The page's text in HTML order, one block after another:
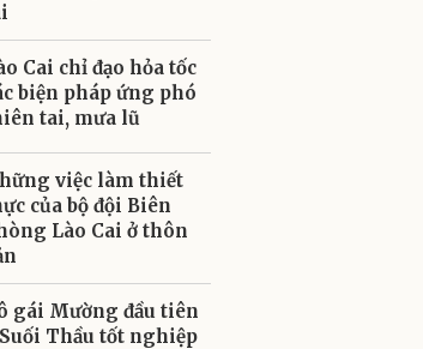
Cai chỉ đạo hỏa tốc
biện pháp ứng phó
tai, mưa lũ
việc làm thiết
của bộ đội Biên
Lào Cai ở thôn
gái Mường đầu tiên
Thầu tốt nghiệp